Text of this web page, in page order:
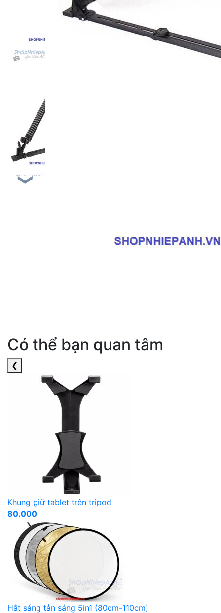
❯
Có thể bạn quan tâm
❮
Khung giữ tablet trên tripod
80.000
Hắt sáng tản sáng 5in1 (80cm-110cm)